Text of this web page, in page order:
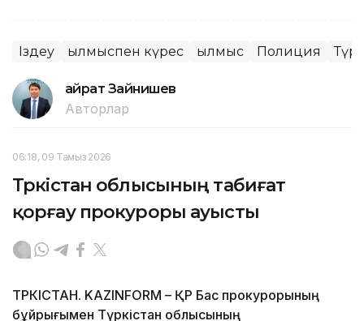
Іздеу Қылмыспен күрес Қылмыс Полиция
Қайрат Зайнишев
Авторлар
06:18, 09 Тамыз 2026
Түркістан облысының табиғат
қорғау прокуроры ауысты
ТҮРКІСТАН. KAZINFORM – ҚР Бас прокурорының
бұйрығымен Түркістан облысының